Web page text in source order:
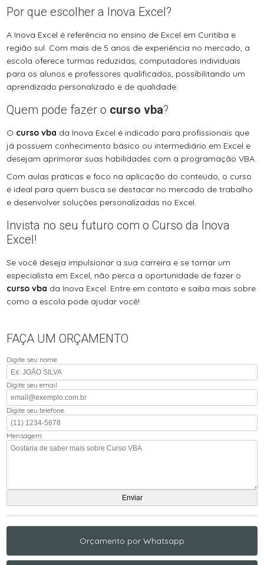
Por que escolher a Inova Excel?
A Inova Excel é referência no ensino de Excel em Curitiba e
região sul. Com mais de 5 anos de experiência no mercado, a
escola oferece turmas reduzidas, computadores individuais
para os alunos e professores qualificados, possibilitando um
aprendizado personalizado e de qualidade.
Quem pode fazer o curso vba?
O curso vba da Inova Excel é indicado para profissionais que
já possuem conhecimento básico ou intermediário em Excel e
desejam aprimorar suas habilidades com a programação VBA.
Com aulas práticas e foco na aplicação do conteúdo, o curso
é ideal para quem busca se destacar no mercado de trabalho
e desenvolver soluções personalizadas no Excel.
Invista no seu futuro com o Curso da Inova
Excel!
Se você deseja impulsionar a sua carreira e se tornar um
especialista em Excel, não perca a oportunidade de fazer o
curso vba da Inova Excel. Entre em contato e saiba mais sobre
como a escola pode ajudar você!
FAÇA UM ORÇAMENTO
Digite seu nome
Digite seu email
Digite seu telefone
Mensagem
Orçamento por Whatsapp